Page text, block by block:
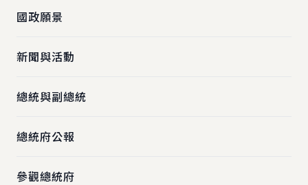
國政願景
新聞與活動
總統與副總統
總統府公報
參觀總統府